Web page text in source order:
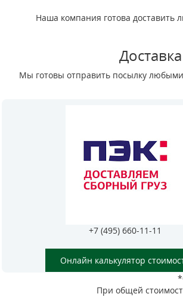
Наша компания готова доставить
Мы готовы отправить посылку
+7 (495) 660-11-11
Онлайн калькулятор
При общей